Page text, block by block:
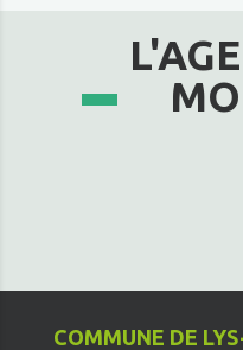
COMMUNE DE